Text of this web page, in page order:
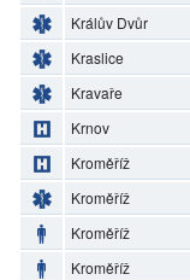
Králův Dvůr
Kraslice
Kravaře
Krnov
Kroměříž
Kroměříž
Kroměříž
Kroměříž